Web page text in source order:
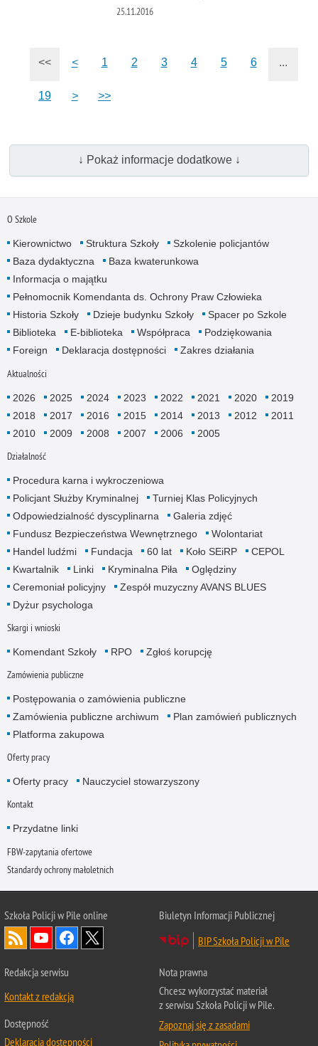
25.11.2016
<< < 1 2 3 4 5 6 ...
19 > >>
↓ Pokaż informacje dodatkowe ↓
O Szkole
Kierownictwo Struktura Szkoły
Szkolenie policjantów
Baza dydaktyczna
Baza kwaterunkowa
Informacja o majątku
Pełnomocnik Komendanta ds. Ochrony Praw Człowieka
Historia Szkoły
Dzieje budynku Szkoły
Spacer po Szkole
Biblioteka
E-biblioteka Współpraca
Podziękowania
Foreign
Deklaracja dostępności Zakres działania
Aktualności
2026 2025 2024 2023 2022 2021 2020
2019
2018
2017 2016 2015 2014 2013 2012
2011
2010
2009 2008 2007 2006 2005
Działalność
Procedura karna i wykroczeniowa
Policjant Służby Kryminalnej
Turniej Klas Policyjnych
Odpowiedzialność dyscyplinarna
Galeria zdjęć
Fundusz Bezpieczeństwa Wewnętrznego
Wolontariat
Handel ludźmi
Fundacja 60 lat Koło SEiRP
CEPOL
Kwartalnik
Linki Kryminalna Piła
Oględziny
Ceremoniał policyjny
Zespół muzyczny AVANS BLUES
Dyżur psychologa
Skargi i wnioski
Komendant Szkoły RPO Zgłoś korupcję
Zamówienia publiczne
Postępowania o zamówienia publiczne
Zamówienia publiczne archiwum
Plan zamówień publicznych
Platforma zakupowa
Oferty pracy
Oferty pracy Nauczyciel stowarzyszony
Kontakt
Przydatne linki
FBW-zapytania ofertowe
Standardy ochrony małoletnich
Szkoła Policji w Pile online
Biuletyn Informacji Publicznej
BIP Szkoła Policji w Pile
Redakcja serwisu
Kontakt z redakcją
Dostępność
Deklaracja dostępności
Nota prawna
Chcesz wykorzystać materiał
z serwisu Szkoła Policji w Pile.
Zapoznaj się z zasadami